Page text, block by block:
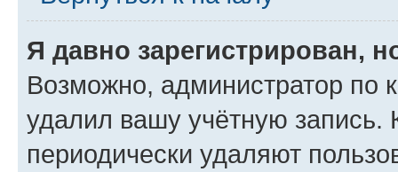
Я давно зарегистрирован,
Возможно, администратор по
удалил вашу учётную запись.
периодически удаляют